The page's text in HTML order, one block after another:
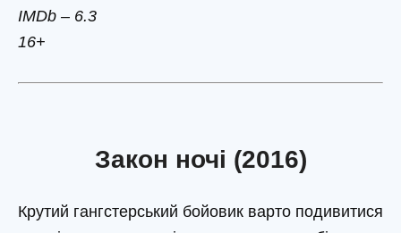
IMDb – 6.3
16+
Закон ночі (2016)
Крутий гангстерський бойовик варто подивитися